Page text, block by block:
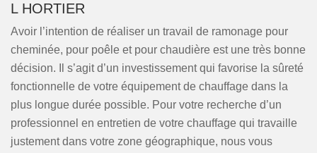
L HORTIER
Avoir l’intention de réaliser un travail de ramonage pour
cheminée, pour poêle et pour chaudière est une très bonne
décision. Il s’agit d’un investissement qui favorise la sûreté
fonctionnelle de votre équipement de chauffage dans la
plus longue durée possible. Pour votre recherche d’un
professionnel en entretien de votre chauffage qui travaille
justement dans votre zone géographique, nous vous